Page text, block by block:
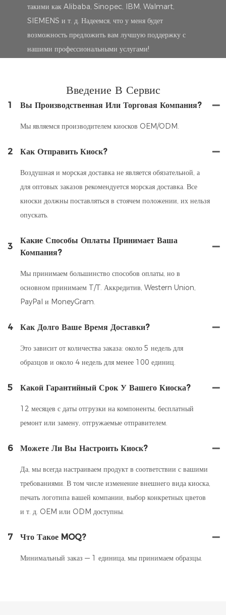
такими как Alibaba, Sinopec, IBM, Walmart,
SIEMENS и т. д. Надеемся, что у меня будет
возможность предложить вам лучшую поддержку с
нашими профессиональными услугами!
Введение В Сервис
1 Вы Производственная Или Торговая Компания?
Мы являемся производителем киосков OEM/ODM.
2 Как Отправить Киоск?
Воздушная и морская доставка не является обязательной, а
для оптовых заказов рекомендуется морская доставка. Все
киоски должны поставляться в стоячем положении, их нельзя
опускать.
3
Какие Способы Оплаты Принимает Ваша
Компания?
Мы принимаем большинство способов оплаты, но в
основном принимаем T/T. Аккредитив, Western Union,
PayPal и MoneyGram.
4 Как Долго Ваше Время Доставки?
Это зависит от количества заказа: около 5 недель для
образцов и около 4 недель для менее 100 единиц.
5 Какой Гарантийный Срок У Вашего Киоска?
12 месяцев с даты отгрузки на компоненты, бесплатный
ремонт или замену, отгружаемые отправителем.
6 Можете Ли Вы Настроить Киоск?
Да, мы всегда настраиваем продукт в соответствии с вашими
требованиями. В том числе изменение внешнего вида киоска,
печать логотипа вашей компании, выбор конкретных цветов
и т. д. OEM или ODM доступны.
7 Что Такое MOQ?
Минимальный заказ — 1 единица, мы принимаем образцы.